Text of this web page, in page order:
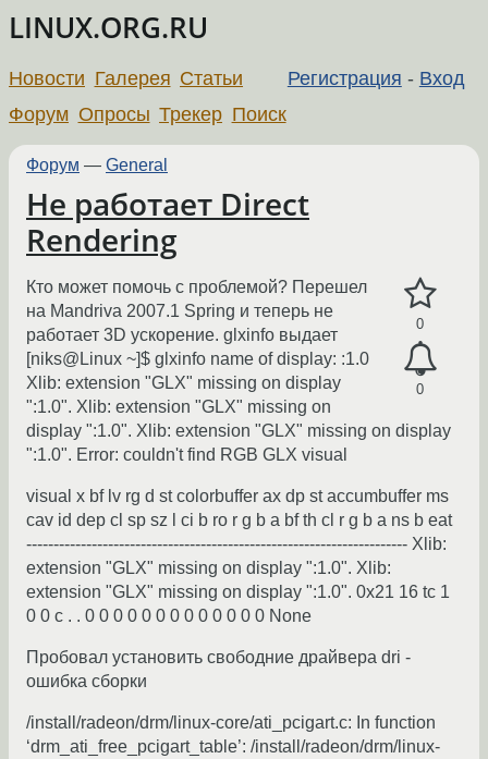
LINUX.ORG.RU
Регистрация - Вход
Новости Галерея Статьи
Форум Опросы Трекер Поиск
Форум — General
Не работает Direct
Rendering
0
0
Кто может помочь с проблемой? Перешел
на Mandriva 2007.1 Spring и теперь не
работает 3D ускорение. glxinfo выдает
[niks@Linux ~]$ glxinfo name of display: :1.0
Xlib: extension "GLX" missing on display
":1.0". Xlib: extension "GLX" missing on
display ":1.0". Xlib: extension "GLX" missing on display
":1.0". Error: couldn't find RGB GLX visual
visual x bf lv rg d st colorbuffer ax dp st accumbuffer ms
cav id dep cl sp sz l ci b ro r g b a bf th cl r g b a ns b eat
---------------------------------------------------------------------- Xlib:
extension "GLX" missing on display ":1.0". Xlib:
extension "GLX" missing on display ":1.0". 0x21 16 tc 1
0 0 c . . 0 0 0 0 0 0 0 0 0 0 0 0 0 None
Пробовал установить свободние драйвера dri -
ошибка сборки
/install/radeon/drm/linux-core/ati_pcigart.c: In function
‘drm_ati_free_pcigart_table’: /install/radeon/drm/linux-